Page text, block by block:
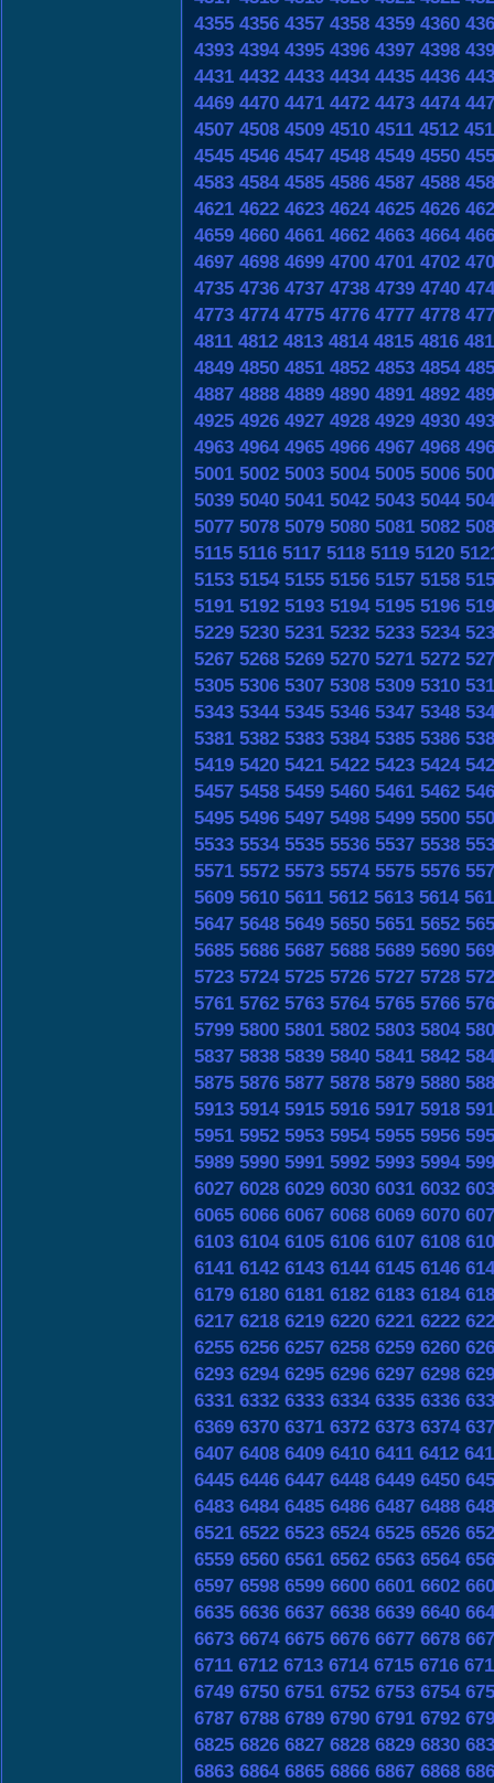
4355 4356 4357 4358 4359 4360
4393 4394 4395 4396 4397 4398
4431 4432 4433 4434 4435 4436
4469 4470 4471 4472 4473 4474
4507 4508 4509 4510 4511 4512
4545 4546 4547 4548 4549 4550
4583 4584 4585 4586 4587 4588
4621 4622 4623 4624 4625 4626
4659 4660 4661 4662 4663 4664
4697 4698 4699 4700 4701 4702
4735 4736 4737 4738 4739 4740
4773 4774 4775 4776 4777 4778
4811 4812 4813 4814 4815 4816
4849 4850 4851 4852 4853 4854
4887 4888 4889 4890 4891 4892
4925 4926 4927 4928 4929 4930
4963 4964 4965 4966 4967 4968
5001 5002 5003 5004 5005 5006
5039 5040 5041 5042 5043 5044
5077 5078 5079 5080 5081 5082
5115 5116 5117 5118 5119 5120
5153 5154 5155 5156 5157 5158
5191 5192 5193 5194 5195 5196
5229 5230 5231 5232 5233 5234
5267 5268 5269 5270 5271 5272
5305 5306 5307 5308 5309 5310
5343 5344 5345 5346 5347 5348
5381 5382 5383 5384 5385 5386
5419 5420 5421 5422 5423 5424
5457 5458 5459 5460 5461 5462
5495 5496 5497 5498 5499 5500
5533 5534 5535 5536 5537 5538
5571 5572 5573 5574 5575 5576
5609 5610 5611 5612 5613 5614
5647 5648 5649 5650 5651 5652
5685 5686 5687 5688 5689 5690
5723 5724 5725 5726 5727 5728
5761 5762 5763 5764 5765 5766
5799 5800 5801 5802 5803 5804
5837 5838 5839 5840 5841 5842
5875 5876 5877 5878 5879 5880
5913 5914 5915 5916 5917 5918
5951 5952 5953 5954 5955 5956
5989 5990 5991 5992 5993 5994
6027 6028 6029 6030 6031 6032
6065 6066 6067 6068 6069 6070
6103 6104 6105 6106 6107 6108
6141 6142 6143 6144 6145 6146
6179 6180 6181 6182 6183 6184
6217 6218 6219 6220 6221 6222
6255 6256 6257 6258 6259 6260
6293 6294 6295 6296 6297 6298
6331 6332 6333 6334 6335 6336
6369 6370 6371 6372 6373 6374
6407 6408 6409 6410 6411 6412
6445 6446 6447 6448 6449 6450
6483 6484 6485 6486 6487 6488
6521 6522 6523 6524 6525 6526
6559 6560 6561 6562 6563 6564
6597 6598 6599 6600 6601 6602
6635 6636 6637 6638 6639 6640
6673 6674 6675 6676 6677 6678
6711 6712 6713 6714 6715 6716
6749 6750 6751 6752 6753 6754
6787 6788 6789 6790 6791 6792
6825 6826 6827 6828 6829 6830
6863 6864 6865 6866 6867 6868